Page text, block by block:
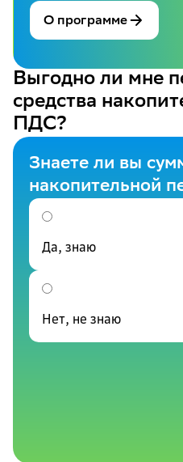
О программе
Выгодно ли мне
средства
ПДС?
Знаете ли вы
накопительной
Да, знаю
Нет, не знаю